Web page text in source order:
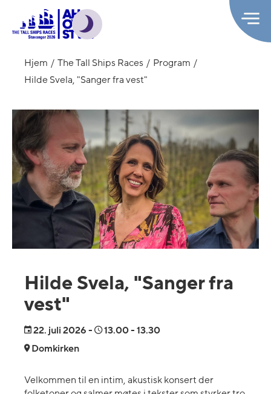
Hjem The Tall Ships Races
Program
Hilde Svela, "Sanger fra vest"
Hilde Svela, "Sanger fra
vest"
22. juli 2026 - 13.00- 13.30
Domkirken
Velkommen til en intim, akustisk konsert der